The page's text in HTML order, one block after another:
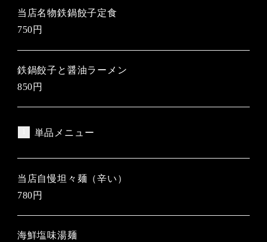
当店名物鉄鍋餃子定食
750円
鉄鍋餃子と醤油ラーメン
850円
単品メニュー
当店自慢坦々麺（辛い）
780円
海鮮塩味湯麺